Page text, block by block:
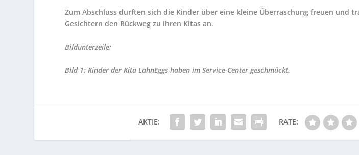
Zum Abschluss durften sich die Kinder über eine kleine Überraschung freuen und
Gesichtern den Rückweg zu ihren Kitas an.
Bildunterzeile:
Bild 1: Kinder der Kita LahnEggs haben im Service-Center geschmückt.
AKTIE: RATE: